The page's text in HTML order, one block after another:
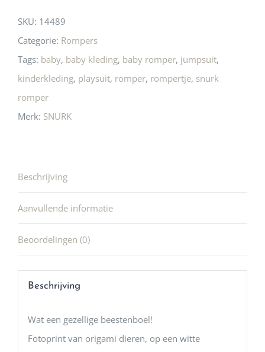
SKU: 14489
Categorie: Rompers
Tags: baby, baby kleding, baby romper, jumpsuit,
kinderkleding, playsuit, romper, rompertje, snurk
romper
Merk: SNURK
Beschrijving
Aanvullende informatie
Beoordelingen (0)
Beschrijving
Wat een gezellige beestenboel!
Fotoprint van origami dieren, op een witte